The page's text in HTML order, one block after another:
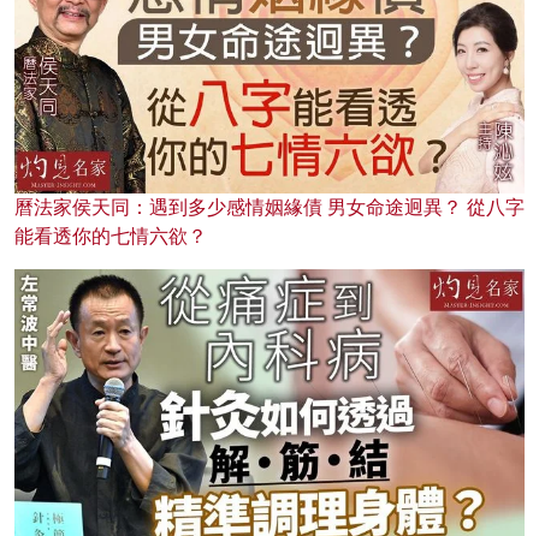
曆法家侯天同：遇到多少感情姻緣債 男女命途迥異？ 從八字
能看透你的七情六欲？